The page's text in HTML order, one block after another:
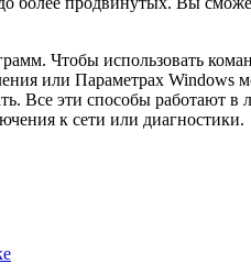
Чтобы использовать
или Параметрах Windows
Все эти способы работают
к сети или диагностики.